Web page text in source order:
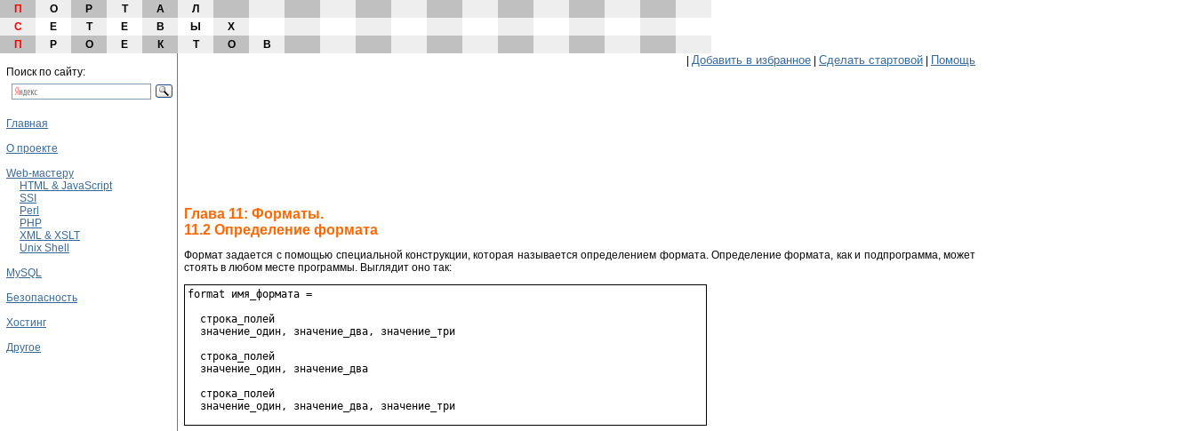
П О Р Т А
Л
С
Е Т Е В Ы
Х
П
Р О Е К Т О В
Поиск по сайту:
Главная
О проекте
Web-мастеру
HTML & JavaScript
SSI
Perl
PHP
XML & XSLT
Unix Shell
MySQL
Безопасность
Хостинг
Другое
Добавить в избранное Сделать стартовой Помощь
Глава 11: Форматы.
11.2 Определение формата
Формат задается с помощью специальной конструкции, которая называется определением формата. Определение формата, как и подпрограмма, может
стоять в любом месте программы. Выглядит оно так:
format имя_формата =
  строка_полей
  значение_один, значение_два, значение_три
  строка_полей
  значение_один, значение_два
  строка_полей